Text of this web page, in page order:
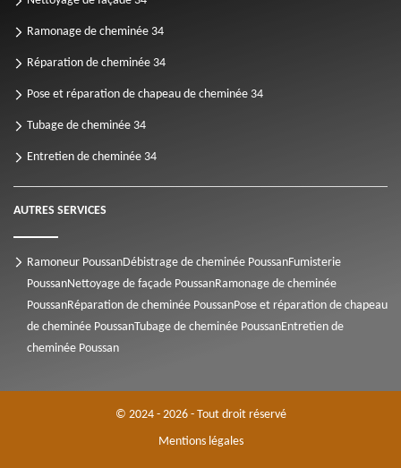
Ramonage de cheminée 34
Réparation de cheminée 34
Pose et réparation de chapeau de cheminée 34
Tubage de cheminée 34
Entretien de cheminée 34
AUTRES SERVICES
Ramoneur PoussanDébistrage de cheminée PoussanFumisterie
PoussanNettoyage de façade PoussanRamonage de cheminée
PoussanRéparation de cheminée PoussanPose et réparation de chapeau
de cheminée PoussanTubage de cheminée PoussanEntretien de
cheminée Poussan
© 2024 - 2026 - Tout droit réservé
Mentions légales